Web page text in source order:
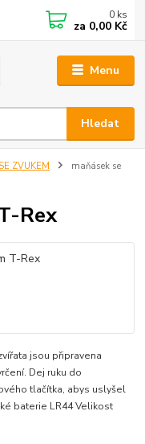
Menu
Hledat
0 ks
za 0,00 Kč
ZVUKEM
maňásek se
Rex
jsou připravena
Dej ruku do
tlačítka, abys uslyšel
baterie LR44 Velikost